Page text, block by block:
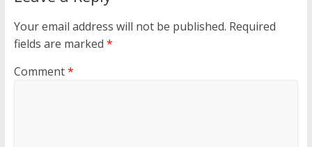
Your email address will not be published. Required
fields are marked *
Comment*